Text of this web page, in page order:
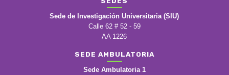
Sede de Investigación Universitaria (SIU)
Calle 62 # 52 - 59
AA 1226
SEDE AMBULATORIA
Sede Ambulatoria 1